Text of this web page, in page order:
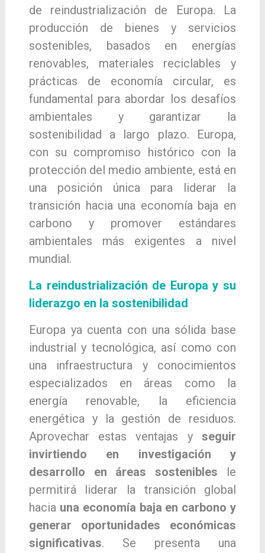
de reindustrialización de Europa. La
producción de bienes y servicios
sostenibles, basados en energías
renovables, materiales reciclables y
prácticas de economía circular, es
fundamental para abordar los desafíos
ambientales y garantizar la
sostenibilidad a largo plazo. Europa,
con su compromiso histórico con la
protección del medio ambiente, está en
una posición única para liderar la
transición hacia una economía baja en
carbono y promover estándares
ambientales más exigentes a nivel
mundial.
La reindustrialización de Europa y su
liderazgo en la sostenibilidad
Europa ya cuenta con una sólida base
industrial y tecnológica, así como con
una infraestructura y conocimientos
especializados en áreas como la
energía renovable, la eficiencia
energética y la gestión de residuos.
Aprovechar estas ventajas yseguir
invirtiendo en investigación y
desarrollo en áreas sostenibles le
permitirá liderar la transición global
hacia una economía baja en carbono y
generar oportunidades económicas
significativas. Se presenta una